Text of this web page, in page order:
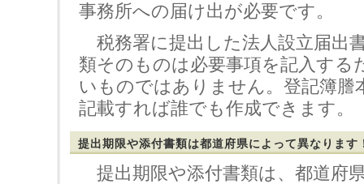
事務所への届け出が必要です。
税務署に提出した法人設立届出
類そのものは必要事項を記入する
いものではありません。登記簿謄
記載すれば誰でも作成できます。
提出期限や添付書類は都道府県によって異なります
提出期限や添付書類は、都道府